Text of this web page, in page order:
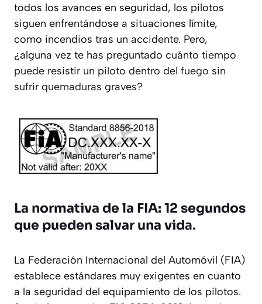
todos los avances en seguridad, los pilotos
siguen enfrentándose a situaciones límite,
como incendios tras un accidente. Pero,
¿alguna vez te has preguntado cuánto tiempo
puede resistir un piloto dentro del fuego sin
sufrir quemaduras graves?
La normativa de la FIA: 12 segundos
que pueden salvar una vida.
La Federación Internacional del Automóvil (FIA)
establece estándares muy exigentes en cuanto
a la seguridad del equipamiento de los pilotos.